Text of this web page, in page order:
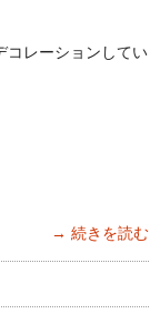
レーションしてい
続きを読む